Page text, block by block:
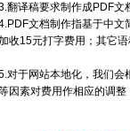
翻译稿要求制作成PDF文
文档制作指基于中文
收15元打字费用；其它
对于网站本地化，我们会
因素对费用作相应的调整